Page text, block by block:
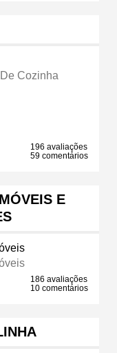
Cozinha
196 avaliações
59 comentários
E
186 avaliações
10 comentários